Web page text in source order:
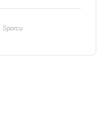
Sporcu